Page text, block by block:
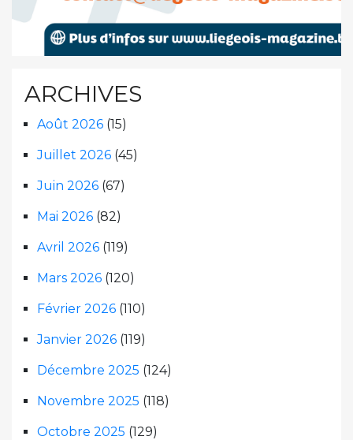
ARCHIVES
Août 2026 (15)
Juillet 2026 (45)
Juin 2026 (67)
Mai 2026 (82)
Avril 2026 (119)
Mars 2026 (120)
Février 2026 (110)
Janvier 2026 (119)
Décembre 2025 (124)
Novembre 2025 (118)
Octobre 2025 (129)